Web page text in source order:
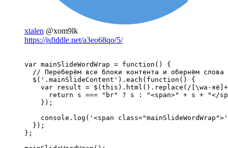
xtalen @xom9lk
https://jsfiddle.net/a3eo68qo/5/
var mainSlideWordWrap = function() {
// Переберём все блоки контента и обернём слова
  $('.mainSlideContent').each(function() {
var result = $(this).html().replace(/[\wа-
return s === "br" ? s : "<span>" + s + "</
    });
console.log('<span
  });
};